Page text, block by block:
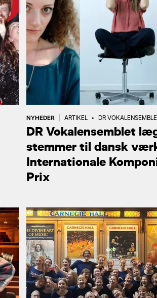
NYHEDER ARTIKEL • DR
DR Vokalensemblet
stemmer til dansk
Internationale
Prix